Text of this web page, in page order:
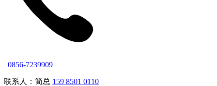
0856-7239909
联系人：简总 159 8501 0110